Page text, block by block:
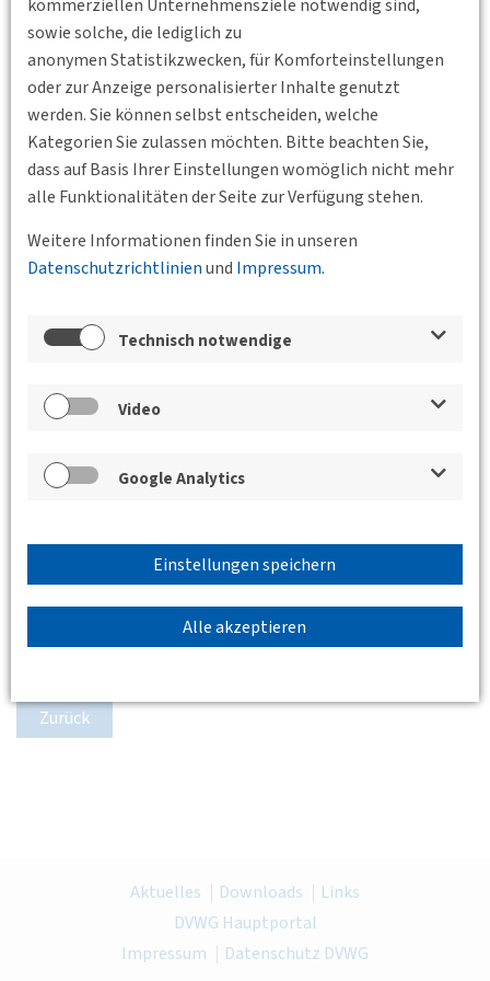
kommerziellen Unternehmensziele notwendig sind,
sowie solche, die lediglich zu
anonymen Statistikzwecken, für Komforteinstellungen
oder zur Anzeige personalisierter Inhalte genutzt
werden. Sie können selbst entscheiden, welche
Kategorien Sie zulassen möchten. Bitte beachten Sie,
dass auf Basis Ihrer Einstellungen womöglich nicht mehr
alle Funktionalitäten der Seite zur Verfügung stehen.
Weitere Informationen finden Sie in unseren
Datenschutzrichtlinienund Impressum.
Technisch notwendige
Video
Google Analytics
Einstellungen speichern
Alle akzeptieren
des ADAC Verbraucherschutzes geht es dabei immer darum,
objektive und neutrale Informationen für ADAC Mitglieder
sowie für alle Verbraucher zu gewinnen und so – auch im
Dialog mit Betreibern und Politik – echte Verbesserungen zu
erreichen.
Standort
Zurück
Aktuelles Downloads
Links
DVWG Hauptportal
Impressum
Datenschutz DVWG